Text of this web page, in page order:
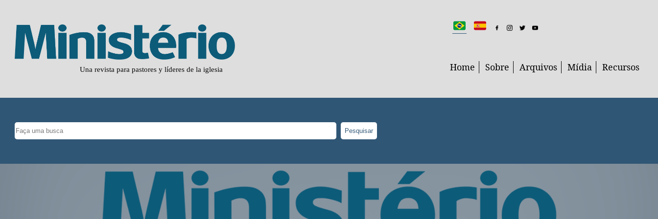
Una revista para pastores y líderes de la iglesia Home Sobre Arquivos Mídia Recursos
Pesquisar